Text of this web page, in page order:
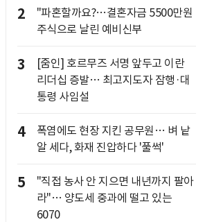
2
"파혼할까요?…결혼자금 5500만원
주식으로 날린 예비신부
3
[줌인] 호르무즈 서명 앞두고 이란
리더십 증발… 최고지도자 잠행·대
통령 사임설
4
폭염에도 현장 지킨 공무원… 벼 낱
알 세다, 화재 진압하다 '풀썩'
5
"직접 농사 안 지으면 내년까지 팔아
라"… 양도세 중과에 떨고 있는
6070